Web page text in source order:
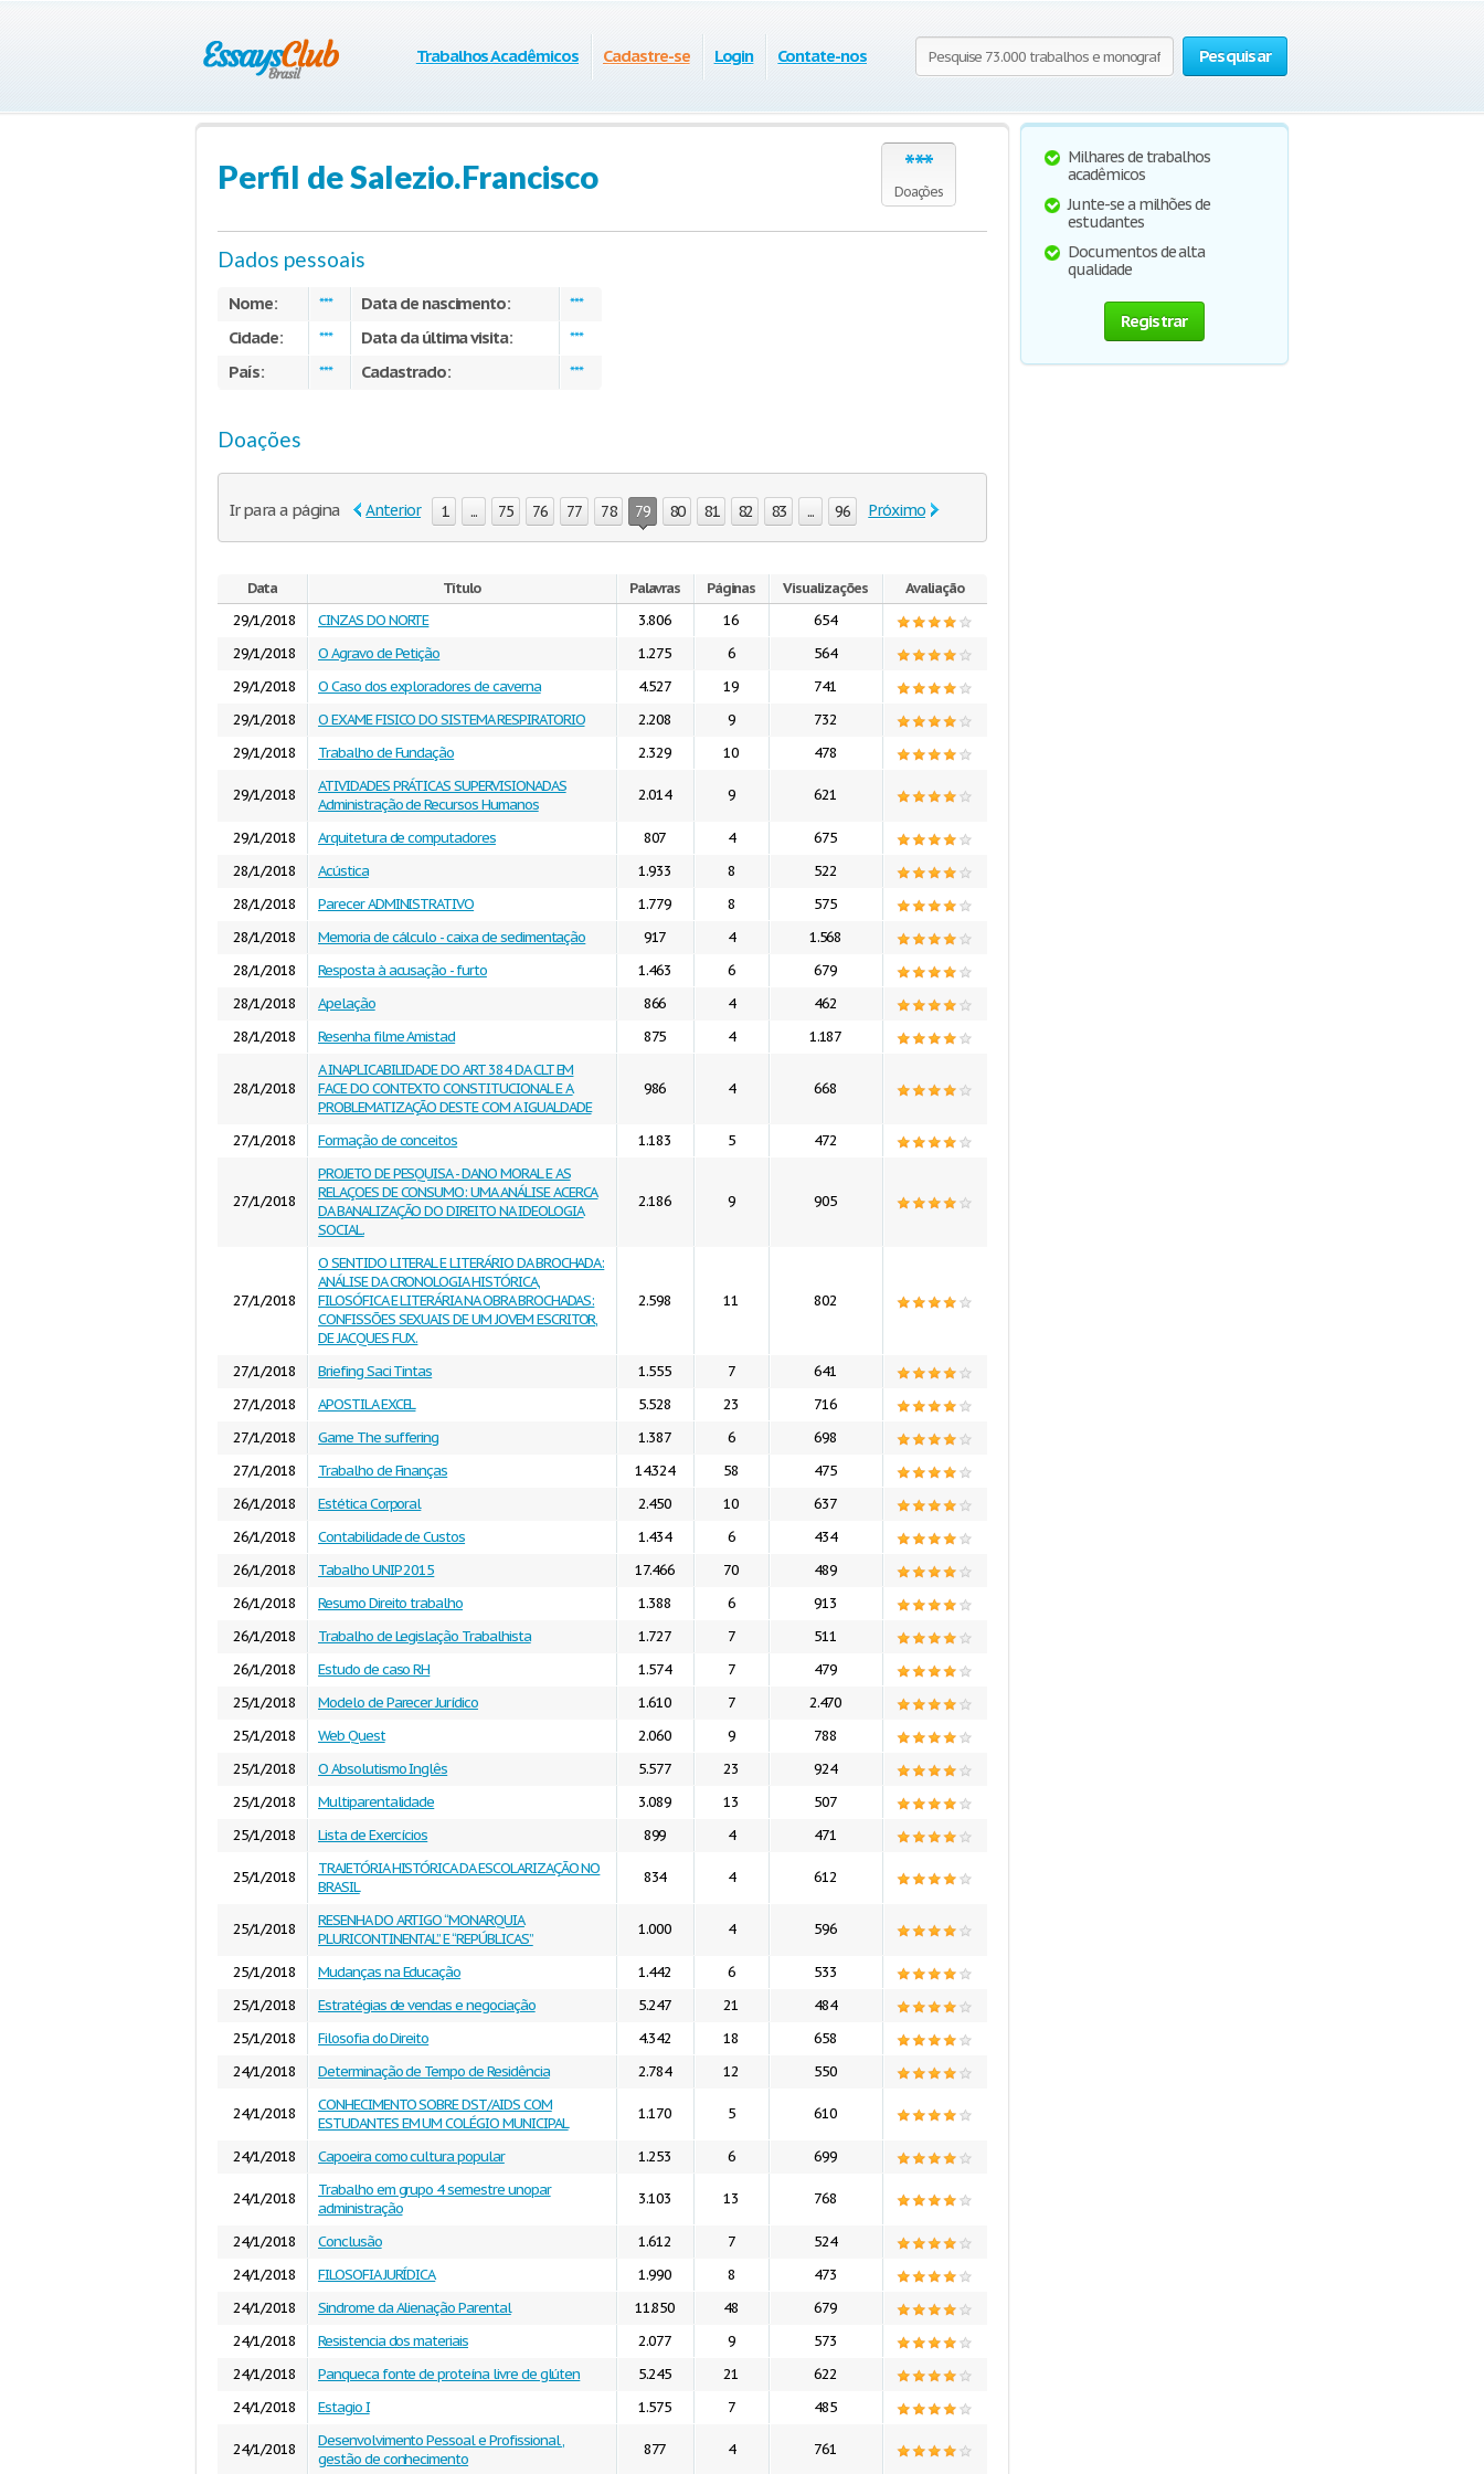
Pesquisar
Trabalhos Acadêmicos Cadastre-se Login Contate-nos
***
Doações
Perfil de Salezio.Francisco
Dados pessoais
Nome: *** Data de nascimento: ***
Cidade: *** Data da última visita: ***
País: *** Cadastrado: ***
Doações
Ir para a página Anterior 1 ... 75 76 77 78 79 80 81 82 83 ... 96 Próximo
Data Título Palavras Páginas Visualizações
Avaliação
29/1/2018
CINZAS DO NORTE 3.806 16
654
29/1/2018
O Agravo de Petição 1.275 6
564
29/1/2018
O Caso dos exploradores de caverna 4.527 19
741
29/1/2018
O EXAME FISICO DO SISTEMA RESPIRATORIO 2.208 9
732
29/1/2018
Trabalho de Fundação 2.329 10 478
29/1/2018
ATIVIDADES PRÁTICAS SUPERVISIONADAS
Administração de Recursos Humanos
2.014 9 621
29/1/2018 Arquitetura de computadores 807 4
675
28/1/2018
Acústica 1.933 8
522
28/1/2018
Parecer ADMINISTRATIVO 1.779 8
575
28/1/2018
Memoria de cálculo - caixa de sedimentação 917 4
1.568
28/1/2018
Resposta à acusação - furto 1.463 6
679
28/1/2018
Apelação 866 4
462
28/1/2018
Resenha filme Amistad 875 4 1.187
28/1/2018
A INAPLICABILIDADE DO ART 384 DA CLT EM
FACE DO CONTEXTO CONSTITUCIONAL E A
PROBLEMATIZAÇÃO DESTE COM A IGUALDADE
986 4 668
27/1/2018 Formação de conceitos 1.183 5 472
27/1/2018
PROJETO DE PESQUISA - DANO MORAL E AS
RELAÇOES DE CONSUMO: UMA ANÁLISE ACERCA
DA BANALIZAÇÃO DO DIREITO NA IDEOLOGIA
SOCIAL.
2.186 9 905
27/1/2018
O SENTIDO LITERAL E LITERÁRIO DA BROCHADA:
ANÁLISE DA CRONOLOGIA HISTÓRICA,
FILOSÓFICA E LITERÁRIA NA OBRA BROCHADAS:
CONFISSÕES SEXUAIS DE UM JOVEM ESCRITOR,
DE JACQUES FUX.
2.598 11 802
27/1/2018 Briefing Saci Tintas 1.555 7
641
27/1/2018
APOSTILA EXCEL 5.528 23
716
27/1/2018
Game The suffering 1.387 6
698
27/1/2018
Trabalho de Finanças 14.324 58
475
26/1/2018
Estética Corporal 2.450 10
637
26/1/2018
Contabilidade de Custos 1.434 6
434
26/1/2018
Tabalho UNIP 2015 17.466 70
489
26/1/2018
Resumo Direito trabalho 1.388 6
913
26/1/2018
Trabalho de Legislação Trabalhista 1.727 7
511
26/1/2018
Estudo de caso RH 1.574 7
479
25/1/2018
Modelo de Parecer Jurídico 1.610 7
2.470
25/1/2018
Web Quest 2.060 9
788
25/1/2018
O Absolutismo Inglês 5.577 23
924
25/1/2018
Multiparentalidade 3.089 13
507
25/1/2018
Lista de Exercícios 899 4 471
25/1/2018
TRAJETÓRIA HISTÓRICA DA ESCOLARIZAÇÃO NO
BRASIL
834 4 612
25/1/2018
RESENHA DO ARTIGO “MONARQUIA
PLURICONTINENTAL” E “REPÚBLICAS”
1.000 4 596
25/1/2018 Mudanças na Educação 1.442 6
533
25/1/2018
Estratégias de vendas e negociação 5.247 21
484
25/1/2018
Filosofia do Direito 4.342 18
658
24/1/2018
Determinação de Tempo de Residência 2.784 12 550
24/1/2018
CONHECIMENTO SOBRE DST/AIDS COM
ESTUDANTES EM UM COLÉGIO MUNICIPAL
1.170 5 610
24/1/2018 Capoeira como cultura popular 1.253 6 699
24/1/2018
Trabalho em grupo 4 semestre unopar
administração
3.103 13 768
24/1/2018 Conclusão 1.612 7
524
24/1/2018
FILOSOFIA JURÍDICA 1.990 8
473
24/1/2018
Sindrome da Alienação Parental 11.850 48
679
24/1/2018
Resistencia dos materiais 2.077 9
573
24/1/2018
Panqueca fonte de proteína livre de glúten 5.245 21
622
24/1/2018
Estagio I 1.575 7 485
24/1/2018
Desenvolvimento Pessoal e Profissional ,
gestão de conhecimento
877 4 761
Milhares de trabalhos
acadêmicos
Junte-se a milhões de
estudantes
Documentos de alta
qualidade
Registrar